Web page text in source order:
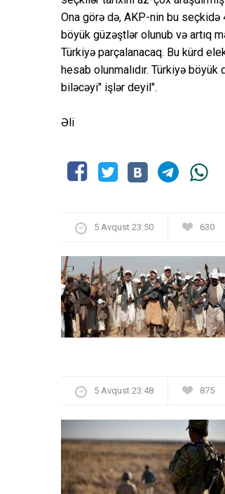
Ona görə də, AKP-nin bu seçkidə
böyük güzəştlər olunub və artıq
Türkiyə parçalanacaq. Bu kürd
hesab olunmalıdır. Türkiyə
biləcəyi" işlər deyil".
Əli
5 Avqust 23:50 630
5 Avqust 23:48 875